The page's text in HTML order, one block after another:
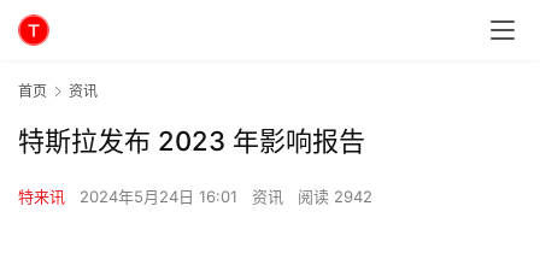
首页 资讯
特斯拉发布 2023 年影响报告
特来讯 2024年5月24日 16:01 资讯 阅读 2942